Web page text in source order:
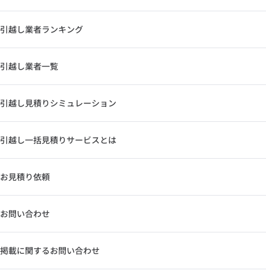
引越し業者ランキング
引越し業者一覧
引越し見積りシミュレーション
引越し一括見積りサービスとは
お見積り依頼
お問い合わせ
掲載に関するお問い合わせ